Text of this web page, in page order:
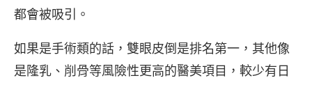
都會被吸引。
如果是手術類的話，雙眼皮倒是排名第一，其他像
是隆乳、削骨等風險性更高的醫美項目，較少有日